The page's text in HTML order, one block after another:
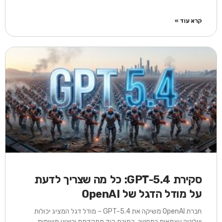
קרא עוד »
סקירת GPT-5.4: כל מה שצריך לדעת
על מודל הדגל של OpenAI
חברת OpenAI משיקה את GPT-5.4 – מודל דגל המציג יכולות